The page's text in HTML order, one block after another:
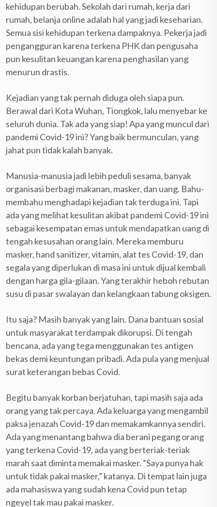
kehidupan berubah. Sekolah dari rumah, kerja dari
rumah, belanja online adalah hal yang jadi keseharian.
Semua sisi kehidupan terkena dampaknya. Pekerja jadi
pengangguran karena terkena PHK dan pengusaha
pun kesulitan keuangan karena penghasilan yang
menurun drastis.
Kejadian yang tak pernah diduga oleh siapa pun.
Berawal dari Kota Wuhan, Tiongkok, lalu menyebar ke
seluruh dunia. Tak ada yang siap! Apa yang muncul dari
pandemi Covid-19 ini? Yang baik bermunculan, yang
jahat pun tidak kalah banyak.
Manusia-manusia jadi lebih peduli sesama, banyak
organisasi berbagi makanan, masker, dan uang. Bahu-
membahu menghadapi kejadian tak terduga ini. Tapi
ada yang melihat kesulitan akibat pandemi Covid-19 ini
sebagai kesempatan emas untuk mendapatkan uang di
tengah kesusahan orang lain. Mereka memburu
masker, hand sanitizer, vitamin, alat tes Covid-19, dan
segala yang diperlukan di masa ini untuk dijual kembali
dengan harga gila-gilaan. Yang terakhir heboh rebutan
susu di pasar swalayan dan kelangkaan tabung oksigen.
Itu saja? Masih banyak yang lain. Dana bantuan sosial
untuk masyarakat terdampak dikorupsi. Di tengah
bencana, ada yang tega menggunakan tes antigen
bekas demi keuntungan pribadi. Ada pula yang menjual
surat keterangan bebas Covid.
Begitu banyak korban berjatuhan, tapi masih saja ada
orang yang tak percaya. Ada keluarga yang mengambil
paksa jenazah Covid-19 dan memakamkannya sendiri.
Ada yang menantang bahwa dia berani pegang orang
yang terkena Covid-19, ada yang berteriak-teriak
marah saat diminta memakai masker. “Saya punya hak
untuk tidak pakai masker,” katanya. Di tempat lain juga
ada mahasiswa yang sudah kena Covid pun tetap
ngeyel tak mau pakai masker.